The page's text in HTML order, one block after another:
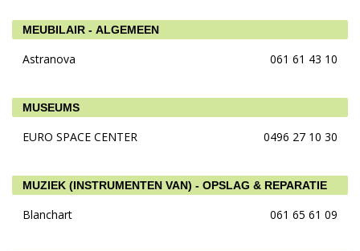
MEUBILAIR - ALGEMEEN
Astranova 061 61 43 10
MUSEUMS
EURO SPACE CENTER 0496 27 10 30
MUZIEK (INSTRUMENTEN VAN) - OPSLAG & REPARATIE
Blanchart 061 65 61 09